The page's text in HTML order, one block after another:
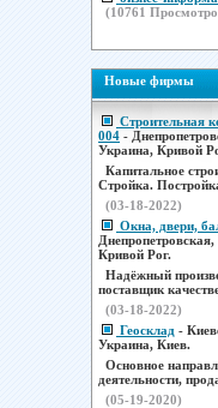
(10761
Новые фирмы
Строительная
004 -
Украина, Кривой
Капитальное
Стройка.
(03-18-2022)
Окна, двери,
Кривой Рог.
Надёжный
поставщик
(03-18-2022)
Геосклад -
Украина, Киев.
Основное
деятельности,
(05-19-2020)